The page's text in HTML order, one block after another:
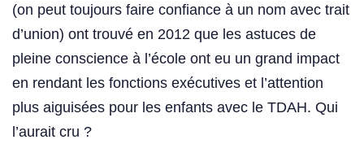
(on peut toujours faire confiance à un nom avec trait
d’union) ont trouvé en 2012 que les astuces de
pleine conscience à l’école ont eu un grand impact
en rendant les fonctions exécutives et l’attention
plus aiguisées pour les enfants avec le TDAH. Qui
l’aurait cru ?